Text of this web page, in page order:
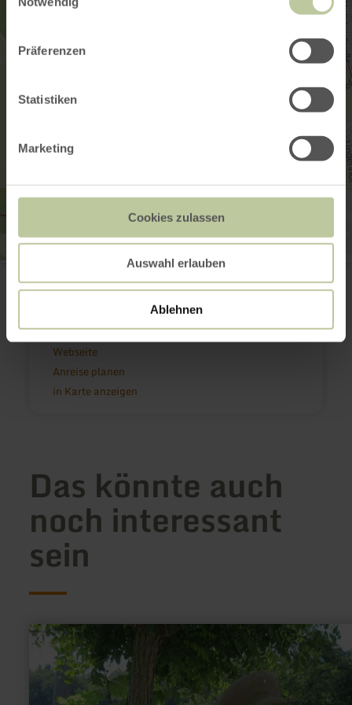
Präferenzen
Statistiken
Marketing
Cookies zulassen
Auswahl erlauben
Ablehnen
Achtsamkeitspfad Kleine Kyll
Mosenbergstr. 22
54531 Manderscheid
(0049) 6592 951370
E-Mail
Webseite
Anreise planen
in Karte anzeigen
Das könnte auch
noch interessant
sein
mehr
erfahren
Eifler
Original